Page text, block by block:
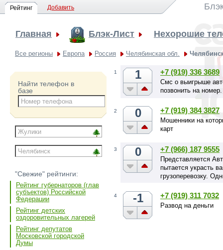
Рейтинг Добавить
Главная Блэк-Лист Нехорошие
Все регионы Европа Россия Челябинская обл.
Найти телефон в
базе
"Свежие" рейтинги:
Рейтинг губернаторов (глав
субъектов) Российской
Федерации
Рейтинг детских
оздоровительных лагерей
Рейтинг депутатов
Московской городской
Думы
1 1 +7 (919) 336 3689
Cмс о выигрыше
позвонить на номер.
2 0 +7 (919) 384 3827
Мошенники на
карт
3 0 +7 (966) 187 9555
Представляется
пытается украсть
грузоперевозку.
4 -1 +7 (919) 311 7032
Развод на деньги